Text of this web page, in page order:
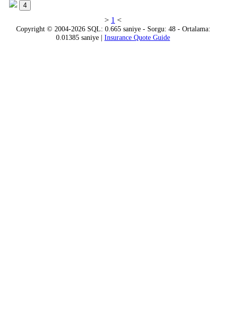
4
> 1 <
Copyright © 2004-2026 SQL: 0.665 saniye - Sorgu: 48 - Ortalama:
0.01385 saniye | Insurance Quote Guide